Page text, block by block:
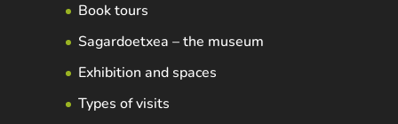
Book tours
Sagardoetxea – the museum
Exhibition and spaces
Types of visits